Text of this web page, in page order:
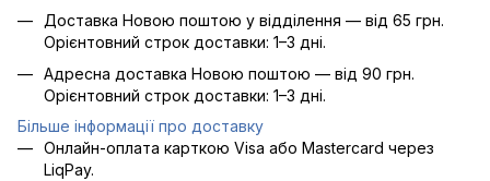
Доставка Новою поштою у відділення — від 65 грн.
Орієнтовний строк доставки: 1–3 дні.
Адресна доставка Новою поштою — від 90 грн.
Орієнтовний строк доставки: 1–3 дні.
Більше інформації про доставку
Онлайн-оплата карткою Visa або Mastercard через
LiqPay.